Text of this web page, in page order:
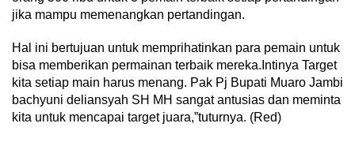
jika mampu memenangkan pertandingan.
Hal ini bertujuan untuk memprihatinkan para pemain untuk
bisa memberikan permainan terbaik mereka.Intinya Target
kita setiap main harus menang. Pak Pj Bupati Muaro Jambi
bachyuni deliansyah SH MH sangat antusias dan meminta
kita untuk mencapai target juara,”tuturnya. (Red)